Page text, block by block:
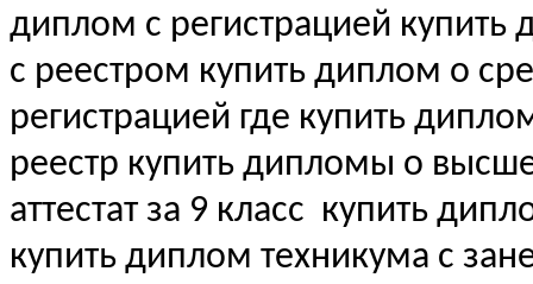
диплом с регистрацией
с реестром купить диплом о
регистрацией где купить
реестр купить дипломы о
аттестат за 9 класс купить
купить диплом техникума с